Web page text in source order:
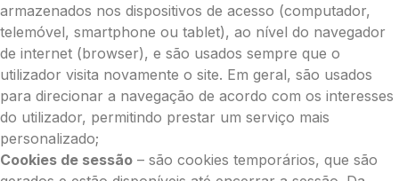
armazenados nos dispositivos de acesso (computador,
telemóvel, smartphone ou tablet), ao nível do navegador
de internet (browser), e são usados sempre que o
utilizador visita novamente o site. Em geral, são usados
para direcionar a navegação de acordo com os interesses
do utilizador, permitindo prestar um serviço mais
personalizado;
Cookies de sessão – são cookies temporários, que são